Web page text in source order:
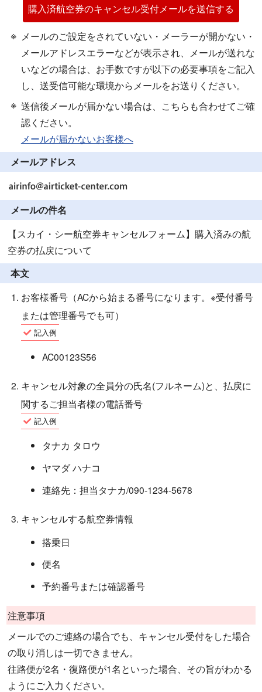
購入済航空券のキャンセル受付メールを送信する
メールのご設定をされていない・メーラーが開かない・
メールアドレスエラーなどが表示され、メールが送れな
いなどの場合は、お手数ですが以下の必要事項をご記入
し、送受信可能な環境からメールをお送りください。
送信後メールが届かない場合は、こちらも合わせてご確
認ください。
メールが届かないお客様へ
メールアドレス
メールの件名
【スカイ・シー航空券キャンセルフォーム】購入済みの航
空券の払戻について
本文
お客様番号（ACから始まる番号になります。※受付番号
または管理番号でも可）
記入例
AC00123S56
キャンセル対象の全員分の氏名(フルネーム)と、払戻に
関するご担当者様の電話番号
記入例
タナカ タロウ
ヤマダ ハナコ
連絡先：担当タナカ/090-1234-5678
キャンセルする航空券情報
搭乗日
便名
予約番号または確認番号
注意事項
メールでのご連絡の場合でも、キャンセル受付をした場合
の取り消しは一切できません。
往路便が2名・復路便が1名といった場合、その旨がわかる
ようにご入力ください。